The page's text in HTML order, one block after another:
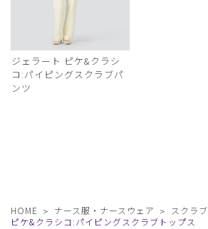
ジェラート ピケ&クラシ
コ:パイピングスクラブパ
ンツ
HOME ナース服・ナースウェア スクラブ
ピケ&クラシコ:パイピングスクラブトップス